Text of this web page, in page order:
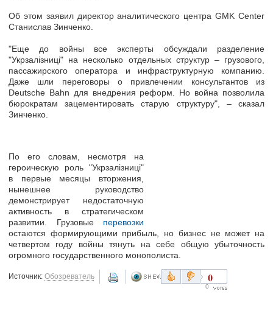
Об этом заявил директор аналитического центра GMK Center
Станислав Зинченко.
"Еще до войны все эксперты обсуждали разделение
"Укрзалізниці" на несколько отдельных структур – грузового,
пассажирского оператора и инфраструктурную компанию.
Даже шли переговоры о привлечении консультантов из
Deutsche Bahn для внедрения реформ. Но война позволила
бюрократам зацементировать старую структуру", – сказал
Зинченко.
По его словам, несмотря на
героическую роль "Укрзалізниці"
в первые месяцы вторжения,
нынешнее руководство
демонстрирует недостаточную
активность в стратегическом
развитии. Грузовые перевозки
остаются формирующими прибыль, но бизнес не может на
четвертом году войны тянуть на себе общую убыточность
огромного государственного монополиста.
Источник: Обозреватель 0
0